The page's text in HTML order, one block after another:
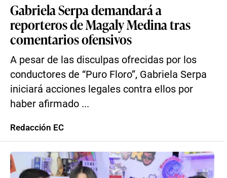
Gabriela Serpa demandará a
reporteros de Magaly Medina tras
comentarios ofensivos
A pesar de las disculpas ofrecidas por los
conductores de “Puro Floro”, Gabriela Serpa
iniciará acciones legales contra ellos por
haber afirmado ...
Redacción EC